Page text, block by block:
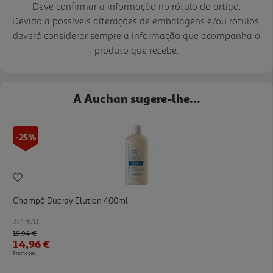
Deve confirmar a informação no rótulo do artigo.
Devido a possíveis alterações de embalagens e/ou rótulos,
deverá considerar sempre a informação que acompanha o
produto que recebe.
A Auchan sugere-lhe...
-25%
Champô Ducray Elution 400ml
37.4 €/Lt
Price reduced from
19,94 €to
14,96 €
Promoção